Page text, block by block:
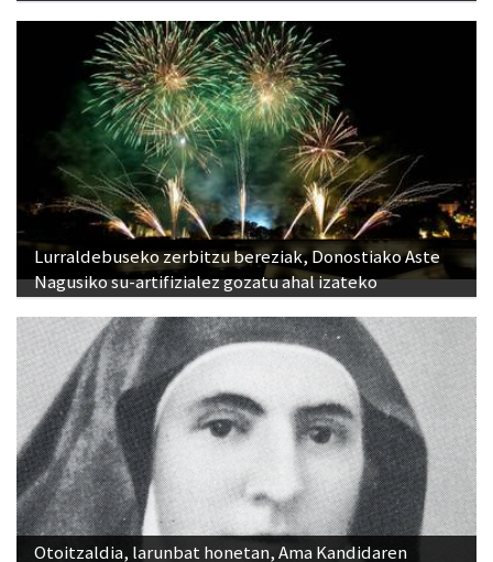
Lurraldebuseko zerbitzu bereziak, Donostiako Aste
Nagusiko su-artifizialez gozatu ahal izateko
Otoitzaldia, larunbat honetan, Ama Kandidaren